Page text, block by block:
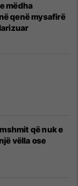
mëdha
qenë mysafirë
që nuk e
vëlla ose